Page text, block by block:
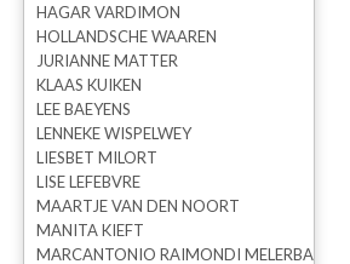
HAGAR VARDIMON
HOLLANDSCHE WAAREN
JURIANNE MATTER
KLAAS KUIKEN
LEE BAEYENS
LENNEKE WISPELWEY
LIESBET MILORT
LISE LEFEBVRE
MAARTJE VAN DEN NOORT
MANITA KIEFT
MARCANTONIO RAIMONDI MELERBA
VERKOCHT ROOTED 1